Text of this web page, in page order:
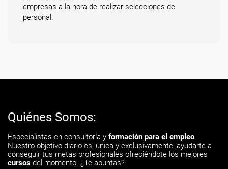
empresas a la hora de realizar selecciones de
personal.
Quiénes Somos:
Especialistas en consultoría y formación para el empleo.
Nuestro objetivo diario es, única y exclusivamente, ayudarte a
conseguir tus metas profesionales ofreciéndote los mejores
cursos del momento. ¿Te apuntas?